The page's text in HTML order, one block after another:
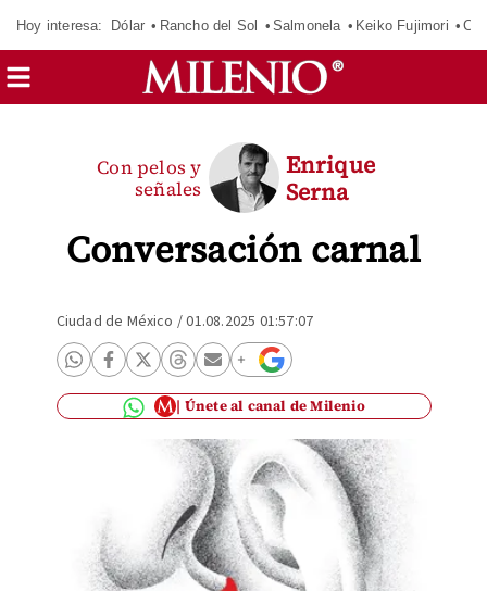
Hoy interesa: Dólar Rancho del Sol Salmonela Keiko Fujimori
Conversación carnal
Con pelos y
señales
Enrique
Serna
Ciudad de México /01.08.2025 01:57:07
Únete al canal de Milenio